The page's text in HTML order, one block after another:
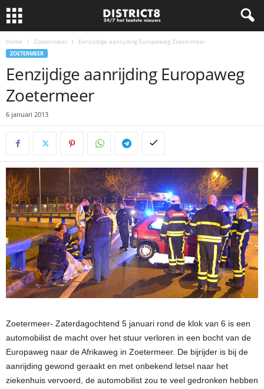
Home Zoetermeer Eenzijdige aanrijding Europaweg Zoetermeer
ZOETERMEER
Eenzijdige aanrijding Europaweg
Zoetermeer
6 januari 2013
Zoetermeer- Zaterdagochtend 5 januari rond de klok van 6 is een
automobilist de macht over het stuur verloren in een bocht van de
Europaweg naar de Afrikaweg in Zoetermeer. De bijrijder is bij de
aanrijding gewond geraakt en met onbekend letsel naar het
ziekenhuis vervoerd, de automobilist zou te veel gedronken hebben